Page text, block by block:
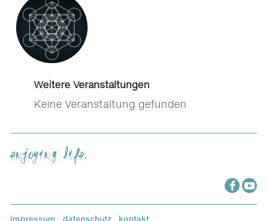
Weitere Veranstaltungen
Keine Veranstaltung gefunden
enjoying life.
impressum datenschutz kontakt